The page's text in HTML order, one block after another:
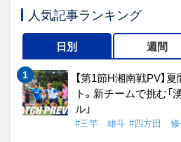
人気記事ランキング
日別 週間
【第1節H湘南戦PV】
ト。新チームで挑む
ル」
#三竿 雄斗 #四方田 修